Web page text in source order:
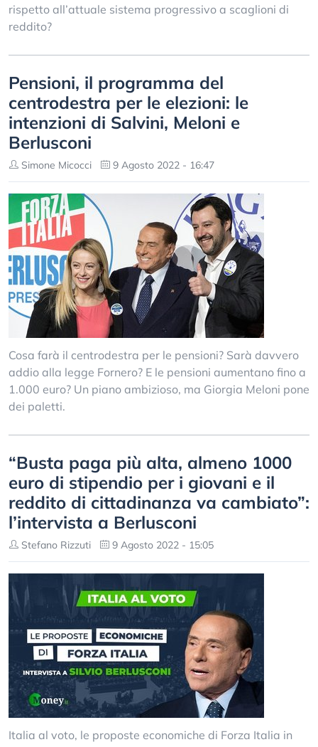
rispetto all’attuale sistema progressivo a scaglioni di
reddito?
Pensioni, il programma del
centrodestra per le elezioni: le
intenzioni di Salvini, Meloni e
Berlusconi
Simone Micocci 9 Agosto 2022 - 16:47
Cosa farà il centrodestra per le pensioni? Sarà davvero
addio alla legge Fornero? E le pensioni aumentano fino a
1.000 euro? Un piano ambizioso, ma Giorgia Meloni pone
dei paletti.
“Busta paga più alta, almeno 1000
euro di stipendio per i giovani e il
reddito di cittadinanza va cambiato”:
l’intervista a Berlusconi
Stefano Rizzuti 9 Agosto 2022 - 15:05
Italia al voto, le proposte economiche di Forza Italia in